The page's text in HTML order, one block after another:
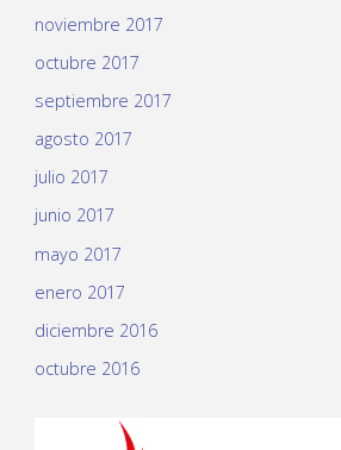
noviembre 2017
octubre 2017
septiembre 2017
agosto 2017
julio 2017
junio 2017
mayo 2017
enero 2017
diciembre 2016
octubre 2016